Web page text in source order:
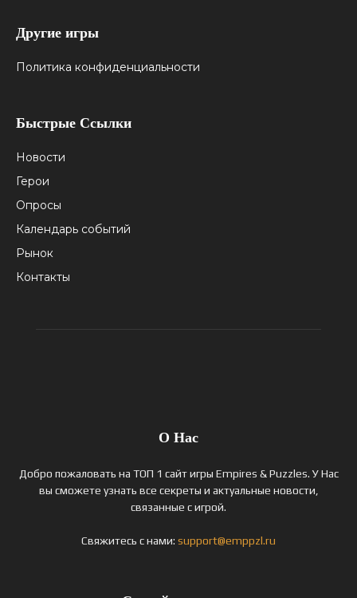
Другие игры
Политика конфиденциальности
Быстрые Ссылки
Новости
Герои
Опросы
Календарь событий
Рынок
Контакты
О Нас
Добро пожаловать на ТОП 1 сайт игры Empires & Puzzles. У Нас
вы сможете узнать все секреты и актуальные новости,
связанные с игрой.
Свяжитесь с нами: support@emppzl.ru